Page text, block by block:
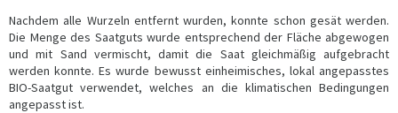
Nachdem alle Wurzeln entfernt wurden, konnte schon gesät werden.
Die Menge des Saatguts wurde entsprechend der Fläche abgewogen
und mit Sand vermischt, damit die Saat gleichmäßig aufgebracht
werden konnte. Es wurde bewusst einheimisches, lokal angepasstes
BIO-Saatgut verwendet, welches an die klimatischen Bedingungen
angepasst ist.